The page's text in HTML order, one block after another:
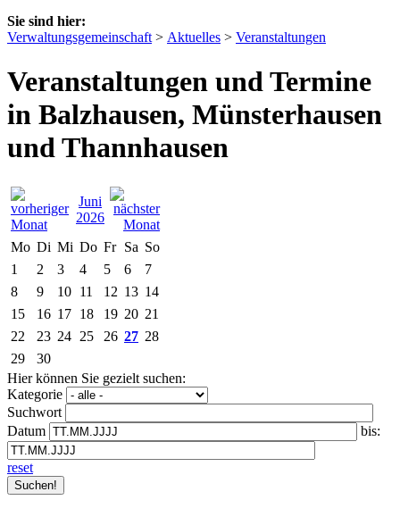
Sie sind hier:
Verwaltungsgemeinschaft > Aktuelles > Veranstaltungen
Veranstaltungen und Termine
in Balzhausen, Münsterhausen
und Thannhausen
Juni
2026
Mo Di Mi Do Fr Sa So
1
2 3 4 5 6
7
8
9 10 11 12 13 14
15
16 17 18 19 20 21
22
23 24 25 26 27 28
29
30
Hier können Sie gezielt suchen:
Kategorie
Suchwort
Datum
bis:
reset